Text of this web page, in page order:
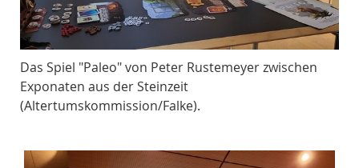
Das Spiel "Paleo" von Peter Rustemeyer zwischen
Exponaten aus der Steinzeit
(Altertumskommission/Falke).